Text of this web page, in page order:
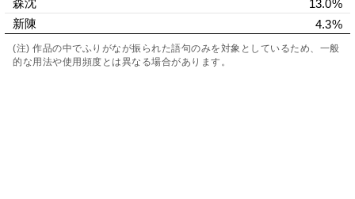
森沈
13.0%
新陳
4.3%
(注) 作品の中でふりがなが振られた語句のみを対象としているため、一般
的な用法や使用頻度とは異なる場合があります。